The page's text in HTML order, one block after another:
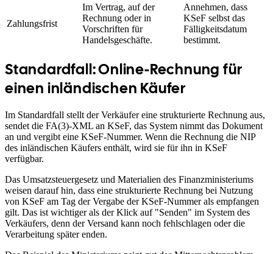
Zahlungsfrist
Im Vertrag, auf der
Rechnung oder in
Vorschriften für
Handelsgeschäfte.
Annehmen, dass
KSeF selbst das
Fälligkeitsdatum
bestimmt.
Standardfall: Online-Rechnung für
einen inländischen Käufer
Im Standardfall stellt der Verkäufer eine strukturierte Rechnung aus,
sendet die FA(3)-XML an KSeF, das System nimmt das Dokument
an und vergibt eine KSeF-Nummer. Wenn die Rechnung die NIP
des inländischen Käufers enthält, wird sie für ihn in KSeF
verfügbar.
Das Umsatzsteuergesetz und Materialien des Finanzministeriums
weisen darauf hin, dass eine strukturierte Rechnung bei Nutzung
von KSeF am Tag der Vergabe der KSeF-Nummer als empfangen
gilt. Das ist wichtiger als der Klick auf "Senden" im System des
Verkäufers, denn der Versand kann noch fehlschlagen oder die
Verarbeitung später enden.